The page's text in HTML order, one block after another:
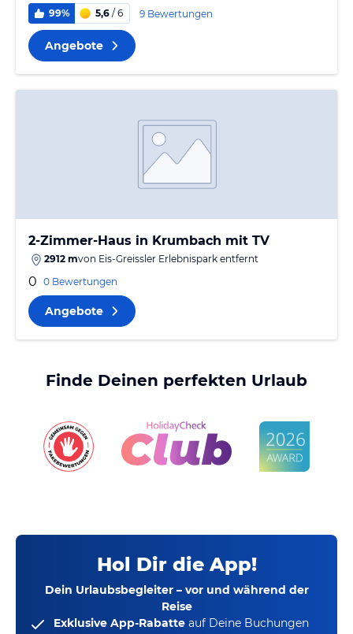
99% 5,6 / 6 9 Bewertungen
Angebote
2-Zimmer-Haus in Krumbach mit TV
2912 mvon Eis-Greissler Erlebnispark entfernt
0 0 Bewertungen
Angebote
Finde Deinen perfekten Urlaub
Hol Dir die App!
Dein Urlaubsbegleiter – vor und während der
Reise
Exklusive App-Rabatte auf Deine Buchungen